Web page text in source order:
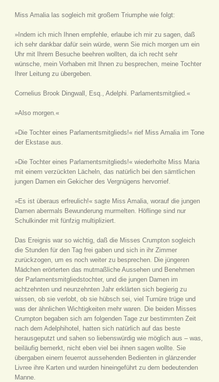
Miss Amalia las sogleich mit großem Triumphe wie folgt:
»Indem ich mich Ihnen empfehle, erlaube ich mir zu sagen, daß
ich sehr dankbar dafür sein würde, wenn Sie mich morgen um ein
Uhr mit Ihrem Besuche beehren wollten, da ich recht sehr
wünsche, mein Vorhaben mit Ihnen zu besprechen, meine Tochter
Ihrer Leitung zu übergeben.
Cornelius Brook Dingwall, Esq., Adelphi. Parlamentsmitglied.«
»Also morgen.«
»Die Tochter eines Parlamentsmitglieds!« rief Miss Amalia im Tone
der Ekstase aus.
»Die Tochter eines Parlamentsmitglieds!« wiederholte Miss Maria
mit einem verzückten Lächeln, das natürlich bei den sämtlichen
jungen Damen ein Gekicher des Vergnügens hervorrief.
»Es ist überaus erfreulich!« sagte Miss Amalia, worauf die jungen
Damen abermals Bewunderung murmelten. Höflinge sind nur
Schulkinder mit fünfzig multipliziert.
Das Ereignis war so wichtig, daß die Misses Crumpton sogleich
die Stunden für den Tag frei gaben und sich in ihr Zimmer
zurückzogen, um es noch weiter zu besprechen. Die jüngeren
Mädchen erörterten das mutmaßliche Aussehen und Benehmen
der Parlamentsmitgliedstochter, und die jungen Damen im
achtzehnten und neunzehnten Jahr erklärten sich begierig zu
wissen, ob sie verlobt, ob sie hübsch sei, viel Turnüre trüge und
was der ähnlichen Wichtigkeiten mehr waren. Die beiden Misses
Crumpton begaben sich am folgenden Tage zur bestimmten Zeit
nach dem Adelphihotel, hatten sich natürlich auf das beste
herausgeputzt und sahen so liebenswürdig wie möglich aus – was,
beiläufig bemerkt, nicht eben viel bei ihnen sagen wollte. Sie
übergaben einem feuerrot aussehenden Bedienten in glänzender
Livree ihre Karten und wurden hineingeführt zu dem bedeutenden
Manne.